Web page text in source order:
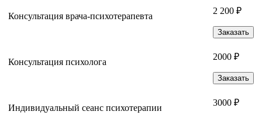
Консультация врача-психотерапевта
2 200 ₽
Заказать
Консультация психолога
2000 ₽
Заказать
Индивидуальный сеанс психотерапии
3000 ₽